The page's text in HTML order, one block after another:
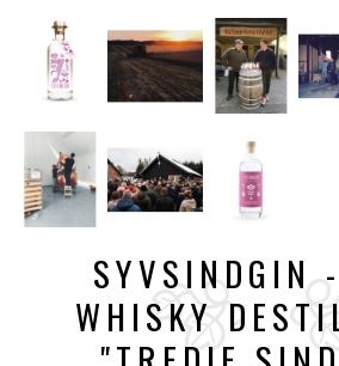
SYVSINDGIN
WHISKY